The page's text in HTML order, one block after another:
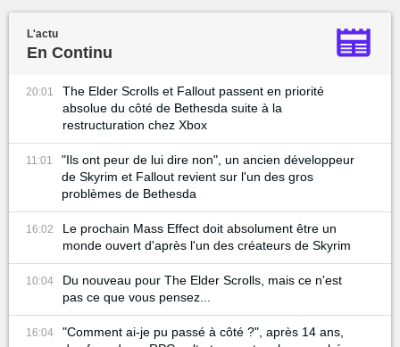
L'actu
En Continu
20:01
The Elder Scrolls et Fallout passent en priorité
absolue du côté de Bethesda suite à la
restructuration chez Xbox
11:01
"Ils ont peur de lui dire non", un ancien développeur
de Skyrim et Fallout revient sur l'un des gros
problèmes de Bethesda
16:02
Le prochain Mass Effect doit absolument être un
monde ouvert d'après l'un des créateurs de Skyrim
10:04
Du nouveau pour The Elder Scrolls, mais ce n'est
pas ce que vous pensez...
16:04
"Comment ai-je pu passé à côté ?", après 14 ans,